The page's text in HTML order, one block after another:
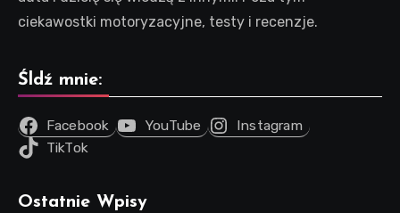
ciekawostki motoryzacyjne, testy i recenzje.
Śldź mnie:
Facebook YouTube
Instagram
TikTok
Ostatnie Wpisy